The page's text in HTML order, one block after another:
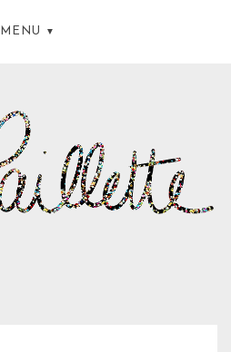
MENU